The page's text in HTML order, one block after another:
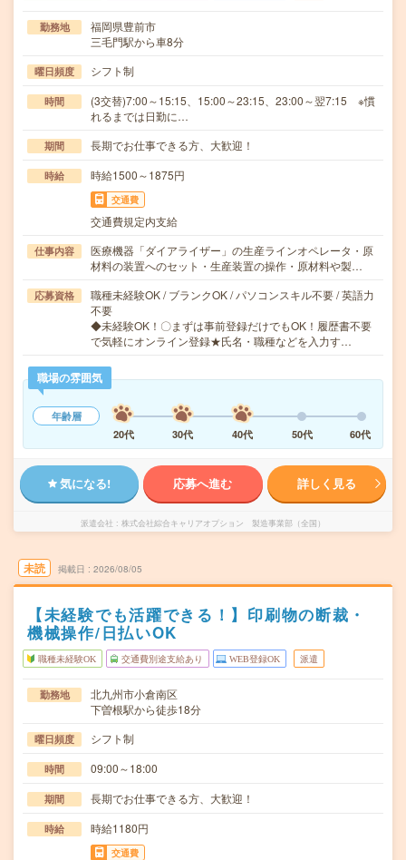
勤務地
福岡県豊前市
三毛門駅から車8分
曜日頻度 シフト制
時間
(3交替)7:00～15:15、15:00～23:15、23:00～翌7:15 ※慣
れるまでは日勤に…
期間 長期でお仕事できる方、大歓迎！
時給 時給1500～1875円
交通費
交通費規定内支給
仕事内容
医療機器「ダイアライザー」の生産ラインオペレータ・原
材料の装置へのセット・生産装置の操作・原材料や製…
応募資格
職種未経験OK / ブランクOK / パソコンスキル不要 / 英語力
不要
◆未経験OK！〇まずは事前登録だけでもOK！履歴書不要
で気軽にオンライン登録★氏名・職種などを入力す…
職場の雰囲気
年齢層
20代
30代 40代 50代 60代
気になる! 応募へ進む 詳しく見る
派遣会社 株式会社綜合キャリアオプション 製造事業部（全国）
未読 掲載日 2026/08/05
【未経験でも活躍できる！】印刷物の断裁・
機械操作/日払いOK
職種未経験OK 交通費別途支給あり WEB登録OK 派遣
勤務地
北九州市小倉南区
下曽根駅から徒歩18分
曜日頻度 シフト制
時間 09:00～18:00
期間 長期でお仕事できる方、大歓迎！
時給 時給1180円
交通費